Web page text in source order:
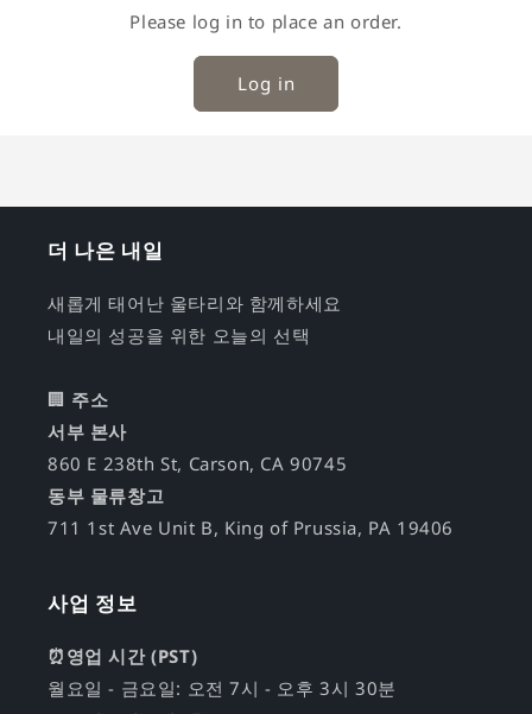
Please log in to place an order.
Log in
더 나은 내일
새롭게 태어난 울타리와 함께하세요
내일의 성공을 위한 오늘의 선택
🏢 주소
서부 본사
860 E 238th St, Carson, CA 90745
동부 물류창고
711 1st Ave Unit B, King of Prussia, PA 19406
사업 정보
⏰영업 시간 (PST)
월요일 - 금요일: 오전 7시 - 오후 3시 30분